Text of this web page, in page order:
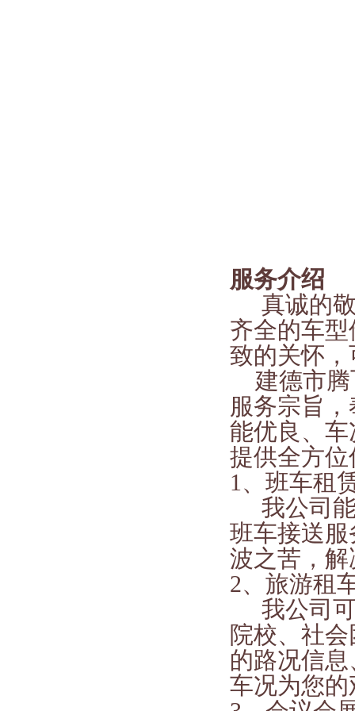
服务介绍
真诚的
齐全的车
致的关怀，
建德市
服务宗旨
能优良、
提供全方
1 、班车租
我公司
班车接送
波之苦，
2、旅游租
我公司
院校、社
的路况信
车况为您